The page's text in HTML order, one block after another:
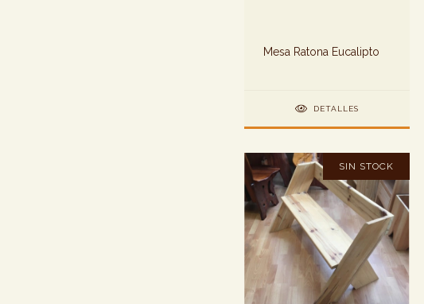
Mesa Ratona Eucalipto
DETALLES
SIN STOCK